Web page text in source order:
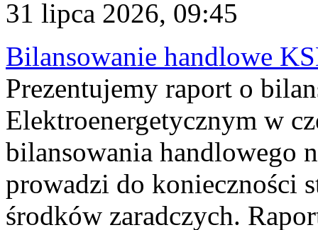
31 lipca 2026, 09:45
Bilansowanie handlowe
Prezentujemy raport o
Elektroenergetycznym w
bilansowania handlowego
prowadzi do konieczności
środków zaradczych.